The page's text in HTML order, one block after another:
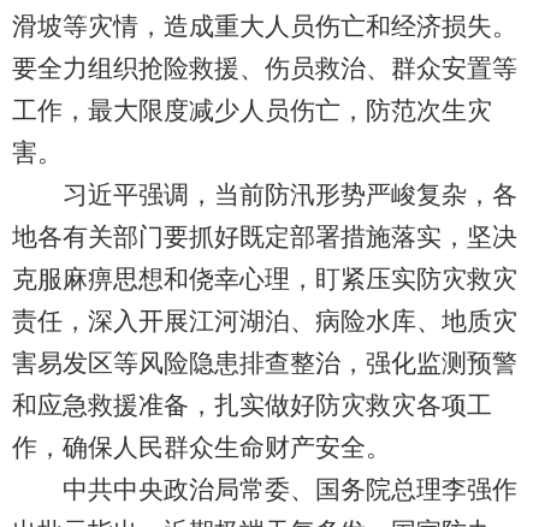
滑坡等灾情，造成重大人员伤亡和经济损失。
要全力组织抢险救援、伤员救治、群众安置等
工作，最大限度减少人员伤亡，防范次生灾
害。
习近平强调，当前防汛形势严峻复杂，各
地各有关部门要抓好既定部署措施落实，坚决
克服麻痹思想和侥幸心理，盯紧压实防灾救灾
责任，深入开展江河湖泊、病险水库、地质灾
害易发区等风险隐患排查整治，强化监测预警
和应急救援准备，扎实做好防灾救灾各项工
作，确保人民群众生命财产安全。
中共中央政治局常委、国务院总理李强作